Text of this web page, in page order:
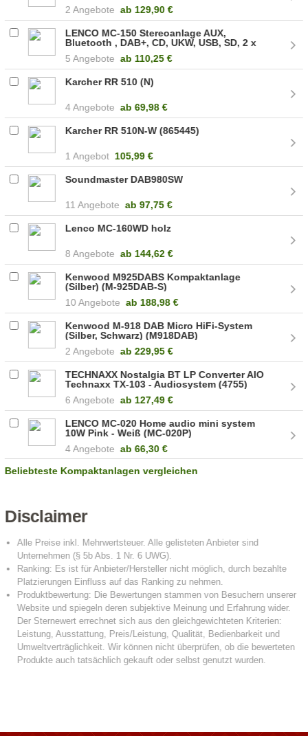
2 Angebote ab 129,90 €
LENCO MC-150 Stereoanlage AUX,
Bluetooth , DAB+, CD, UKW, USB, SD, 2 x
5 Angebote ab 110,25 €
Karcher RR 510 (N)
4 Angebote ab 69,98 €
Karcher RR 510N-W (865445)
1 Angebot 105,99 €
Soundmaster DAB980SW
11 Angebote ab 97,75 €
Lenco MC-160WD holz
8 Angebote ab 144,62 €
Kenwood M925DABS Kompaktanlage
(Silber) (M-925DAB-S)
10 Angebote ab 188,98 €
Kenwood M-918 DAB Micro HiFi-System
(Silber, Schwarz) (M918DAB)
2 Angebote ab 229,95 €
TECHNAXX Nostalgia BT LP Converter AIO
Technaxx TX-103 - Audiosystem (4755)
6 Angebote ab 127,49 €
LENCO MC-020 Home audio mini system
10W Pink - Weiß (MC-020P)
4 Angebote ab 66,30 €
Beliebteste Kompaktanlagen vergleichen
Disclaimer